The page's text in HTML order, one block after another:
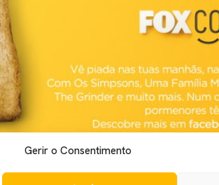
Gerir o Consentimento
em Itália e na Polónia. O canal FOX